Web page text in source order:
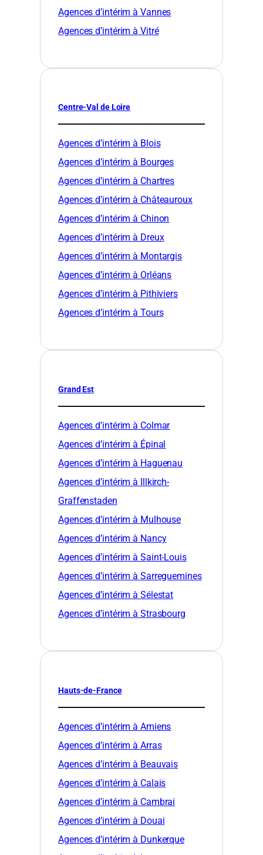
Agences d’intérim à Vannes
Agences d’intérim à Vitré
Centre-Val de Loire
Agences d’intérim à Blois
Agences d’intérim à Bourges
Agences d’intérim à Chartres
Agences d’intérim à Châteauroux
Agences d’intérim à Chinon
Agences d’intérim à Dreux
Agences d’intérim à Montargis
Agences d’intérim à Orléans
Agences d’intérim à Pithiviers
Agences d’intérim à Tours
Grand Est
Agences d’intérim à Colmar
Agences d’intérim à Épinal
Agences d’intérim à Haguenau
Agences d’intérim à Illkirch-
Graffenstaden
Agences d’intérim à Mulhouse
Agences d’intérim à Nancy
Agences d’intérim à Saint-Louis
Agences d’intérim à Sarreguemines
Agences d’intérim à Sélestat
Agences d’intérim à Strasbourg
Hauts-de-France
Agences d’intérim à Amiens
Agences d’intérim à Arras
Agences d’intérim à Beauvais
Agences d’intérim à Calais
Agences d’intérim à Cambrai
Agences d’intérim à Douai
Agences d’intérim à Dunkerque